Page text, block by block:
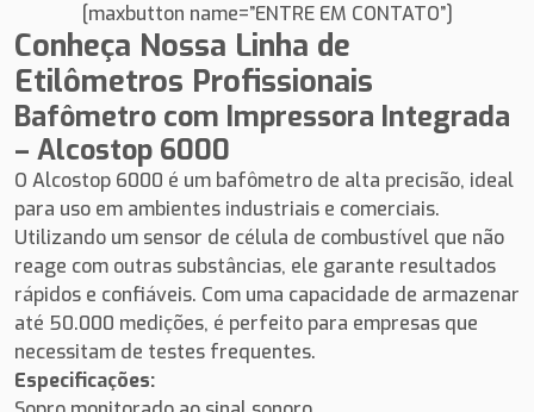
[maxbutton name=”ENTRE EM CONTATO”]
Conheça Nossa Linha de
Etilômetros Profissionais
Bafômetro com Impressora Integrada
– Alcostop 6000
O Alcostop 6000 é um bafômetro de alta precisão, ideal
para uso em ambientes industriais e comerciais.
Utilizando um sensor de célula de combustível que não
reage com outras substâncias, ele garante resultados
rápidos e confiáveis. Com uma capacidade de armazenar
até 50.000 medições, é perfeito para empresas que
necessitam de testes frequentes.
Especificações: